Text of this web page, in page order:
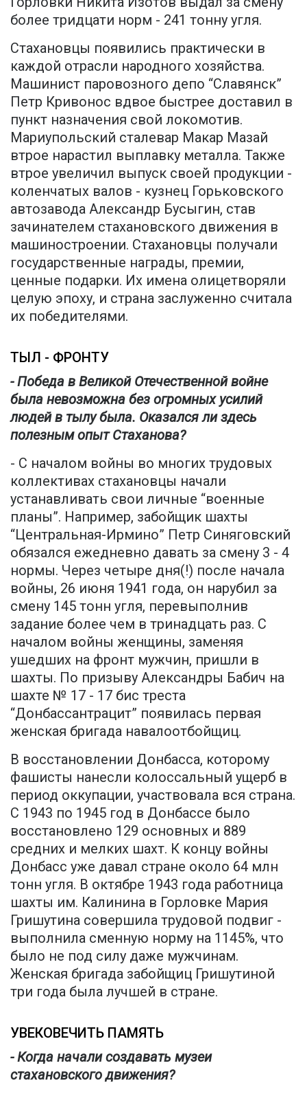
более тридцати норм - 241 тонну угля.
Стахановцы появились практически в
каждой отрасли народного хозяйства.
Машинист паровозного депо “Славянск”
Петр Кривонос вдвое быстрее доставил в
пункт назначения свой локомотив.
Мариупольский сталевар Макар Мазай
втрое нарастил выплавку металла. Также
втрое увеличил выпуск своей продукции -
коленчатых валов - кузнец Горьковского
автозавода Александр Бусыгин, став
зачинателем стахановского движения в
машиностроении. Стахановцы получали
государственные награды, премии,
ценные подарки. Их имена олицетворяли
целую эпоху, и страна заслуженно считала
их победителями.
ТЫЛ - ФРОНТУ
- Победа в Великой Отечественной войне
была невозможна без огромных усилий
людей в тылу была. Оказался ли здесь
полезным опыт Стаханова?
- С началом войны во многих трудовых
коллективах стахановцы начали
устанавливать свои личные “военные
планы”. Например, забойщик шахты
“Центральная-Ирмино” Петр Синяговский
обязался ежедневно давать за смену 3 - 4
нормы. Через четыре дня(!) после начала
войны, 26 июня 1941 года, он нарубил за
смену 145 тонн угля, перевыполнив
задание более чем в тринадцать раз. С
началом войны женщины, заменяя
ушедших на фронт мужчин, пришли в
шахты. По призыву Александры Бабич на
шахте № 17 - 17 бис треста
“Донбассантрацит” появилась первая
женская бригада навалоотбойщиц.
В восстановлении Донбасса, которому
фашисты нанесли колоссальный ущерб в
период оккупации, участвовала вся страна.
С 1943 по 1945 год в Донбассе было
восстановлено 129 основных и 889
средних и мелких шахт. К концу войны
Донбасс уже давал стране около 64 млн
тонн угля. В октябре 1943 года работница
шахты им. Калинина в Горловке Мария
Гришутина совершила трудовой подвиг -
выполнила сменную норму на 1145%, что
было не под силу даже мужчинам.
Женская бригада забойщиц Гришутиной
три года была лучшей в стране.
УВЕКОВЕЧИТЬ ПАМЯТЬ
- Когда начали создавать музеи
стахановского движения?